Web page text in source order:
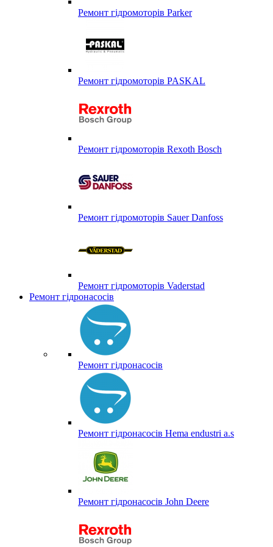
Ремонт гідромоторів Parker
Ремонт гідромоторів PASKAL
Ремонт гідромоторів Rexoth Bosch
Ремонт гідромоторів Sauer Danfoss
Ремонт гідромоторів Vaderstad
Ремонт гідронасосів
Ремонт гідронасосів
Ремонт гідронасосів Hema endustri a.s
Ремонт гідронасосів John Deere